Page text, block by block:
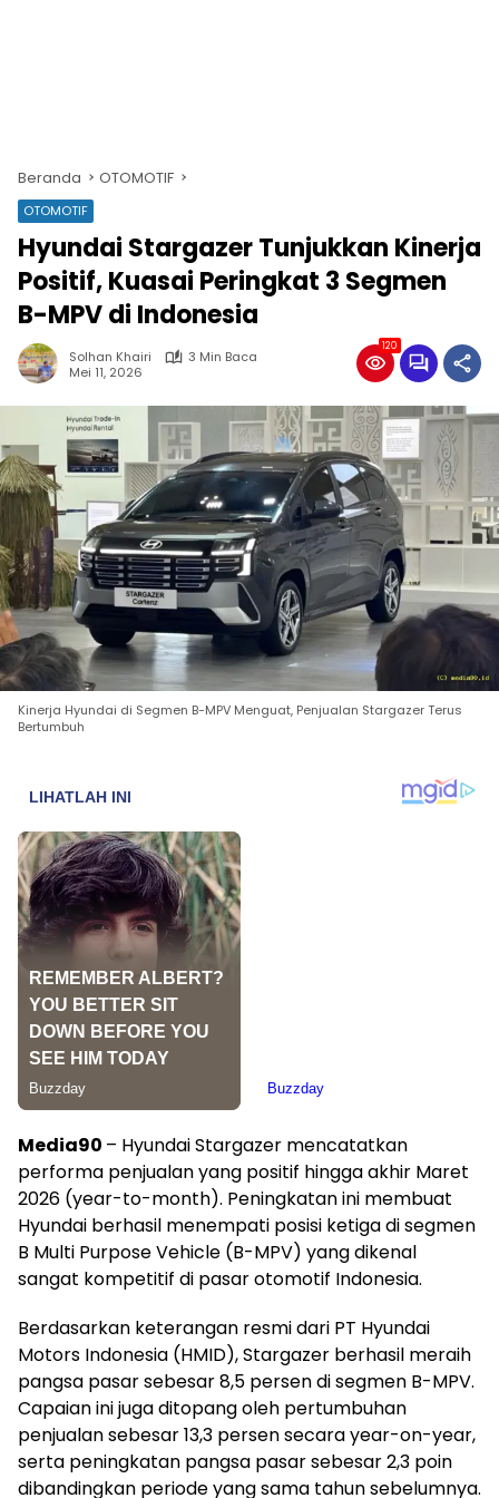
Beranda OTOMOTIF
OTOMOTIF
Hyundai Stargazer Tunjukkan Kinerja
Positif, Kuasai Peringkat 3 Segmen
B-MPV di Indonesia
Solhan Khairi
3 Min Baca
Mei 11, 2026
120
Kinerja Hyundai di Segmen B-MPV Menguat, Penjualan Stargazer Terus
Bertumbuh
Media90 – Hyundai Stargazer mencatatkan
performa penjualan yang positif hingga akhir Maret
2026 (year-to-month). Peningkatan ini membuat
Hyundai berhasil menempati posisi ketiga di segmen
B Multi Purpose Vehicle (B-MPV) yang dikenal
sangat kompetitif di pasar otomotif Indonesia.
Berdasarkan keterangan resmi dari PT Hyundai
Motors Indonesia (HMID), Stargazer berhasil meraih
pangsa pasar sebesar 8,5 persen di segmen B-MPV.
Capaian ini juga ditopang oleh pertumbuhan
penjualan sebesar 13,3 persen secara year-on-year,
serta peningkatan pangsa pasar sebesar 2,3 poin
dibandingkan periode yang sama tahun sebelumnya.